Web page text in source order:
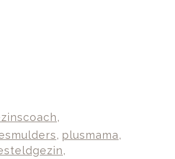
,
, plusmama,
,